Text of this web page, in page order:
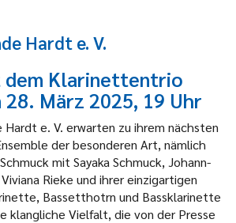
Hardt e. V.
Klarinettentrio
28. März 2025, 19 Uhr
e. V. erwarten zu ihrem nächsten
der besonderen Art, nämlich
mit Sayaka Schmuck, Johann-
Rieke und ihrer einzigartigen
Bassetthotrn und Bassklarinette
klangliche Vielfalt, die von der Presse